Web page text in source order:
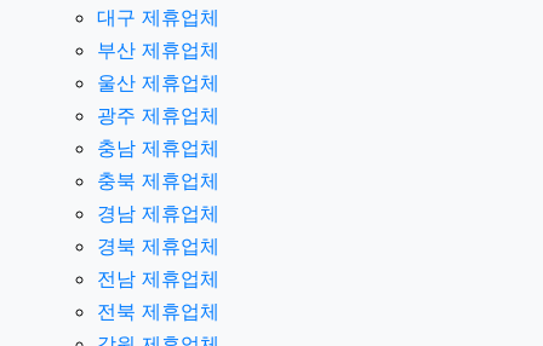
대구 제휴업체
부산 제휴업체
울산 제휴업체
광주 제휴업체
충남 제휴업체
충북 제휴업체
경남 제휴업체
경북 제휴업체
전남 제휴업체
전북 제휴업체